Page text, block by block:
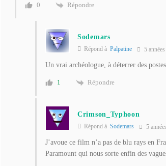
0 Répondre
Sodemars
Répond à Palpatine 5 années
Un vrai archéologue, à déterrer des
1 Répondre
Crimson_Typhoon
Répond à Sodemars 5 années
J’avoue ce film n’a pas de blu rays en
Paramount qui nous sorte enfin des